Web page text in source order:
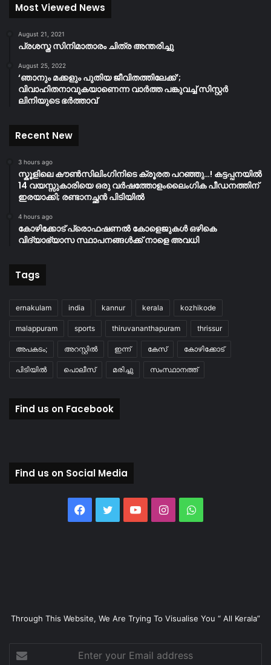
Most Viewed News
August 21, 2021
പ്രശസ്ത സിനിമാതാരം ചിത്ര അന്തരിച്ചു
August 25, 2022
‘ഞാനും മക്കളും പുതിയ ജീവിതത്തിലേക്ക്’;
വിവാഹിതനാവുകയാണെന്ന വാർത്ത പങ്കുവച്ച് സിസ്റ്റർ
ലിനിയുടെ ഭർത്താവ്
Recent New
3 hours ago
സ്കൂളിലെ കൗൺസിലിംഗിനിടെ ക്രൂരത പറഞ്ഞു…! കട്ടപ്പനയിൽ
14 വയസ്സുകാരിയെ ഒരു വർഷത്തോളംലൈംഗിക പീഡനത്തിന്
ഇരയാക്കി; രണ്ടാനച്ഛൻ പിടിയിൽ
4 hours ago
കോഴിക്കോട് പ്രൊഫഷണൽ കോളെജുകൾ ഒഴികെ
വിദ്യാഭ്യാസ സ്ഥാപനങ്ങൾക്ക് നാളെ അവധി
Tags
ernakulam india kannur kerala kozhikode
malappuram sports thiruvananthapuram thrissur
അപകടം; അറസ്റ്റിൽ ഇന്ന് കേസ് കോഴിക്കോട്
പിടിയിൽ പൊലീസ് മരിച്ചു സംസ്ഥാനത്ത്
Find us on Facebook
Find us on Social Media
Facebook
TwitterYouTubeInstagramWhatsApp
Through This Website, We Are Trying To Visualise You “ All Kerala”
your